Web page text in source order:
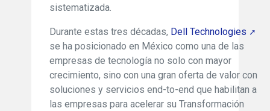
sistematizada.
Durante estas tres décadas, Dell Technologies
se ha posicionado en México como una de las
empresas de tecnología no solo con mayor
crecimiento, sino con una gran oferta de valor con
soluciones y servicios end-to-end que habilitan a
las empresas para acelerar su Transformación